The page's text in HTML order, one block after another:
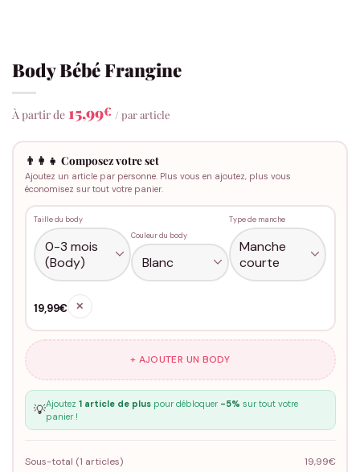
Body Bébé Frangine
À partir de 15,99€ / par article
👨‍👩‍👧 Composez votre set
Ajoutez un article par personne. Plus vous en ajoutez, plus vous
économisez sur tout votre panier.
Taille du body
Couleur du body
Type de manche
19,99€ ✕
+ AJOUTER UN BODY
💡Ajoutez 1 article de pluspour débloquer -5% sur tout votre
panier !
Sous-total (1 articles) 19,99€